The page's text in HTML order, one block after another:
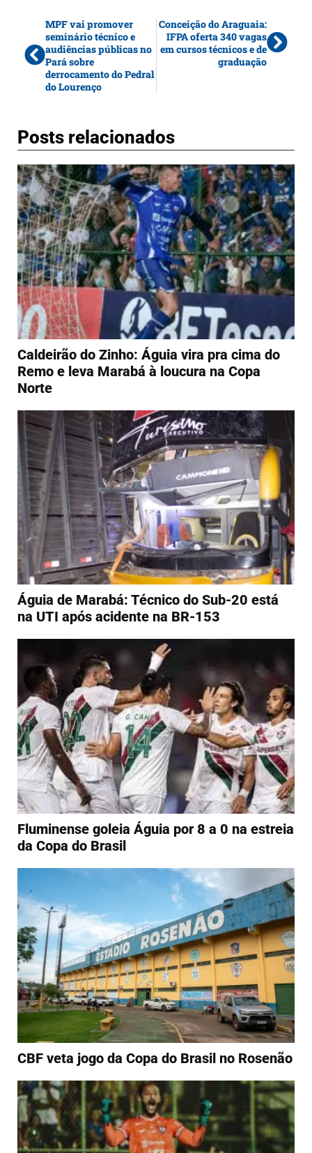
MPF vai promover
seminário técnico e
audiências públicas no
Pará sobre
derrocamento do Pedral
do Lourenço
Conceição do Araguaia:
IFPA oferta 340 vagas
em cursos técnicos e de
graduação
Posts relacionados
Caldeirão do Zinho: Águia vira pra cima do
Remo e leva Marabá à loucura na Copa
Norte
Águia de Marabá: Técnico do Sub-20 está
na UTI após acidente na BR-153
Fluminense goleia Águia por 8 a 0 na estreia
da Copa do Brasil
CBF veta jogo da Copa do Brasil no Rosenão